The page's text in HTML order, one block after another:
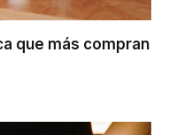
que más compran